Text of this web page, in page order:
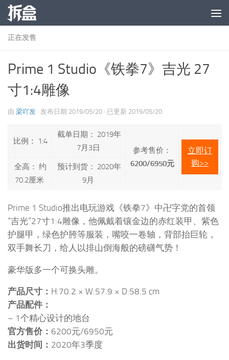
跳至内容
正在发售
Prime 1 Studio《铁拳7》吉光 27
寸1:4雕像
由 梁吖发 · 发布日期 2019/05/20 · 已更新 2019/05/20
比例： 1:4
截单日期： 2019年
7月3日
参考售价：
6200/6950元
立即订
购>>
全高： 约
70.2厘米
预计到货： 2020年
9月
Prime 1 Studio推出电玩游戏《铁拳7》中卍字党的首领
“吉光”27寸1:4雕像，他佩戴着镶金边的赤红装甲、紫色
护腿甲，绿色护胯等服装，嘴咬一卷轴，背部抬巨轮，
双手舞长刀，给人以排山倒海般的磅礴气势！
豪华版多一个可换头雕。
产品尺寸： H:70.2 × W:57.9 × D:58.5 cm
产品配件：
– 1个精心设计的地台
官方售价： 6200元/6950元
出货时间： 2020年3季度